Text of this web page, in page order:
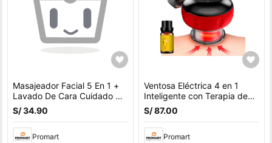
Masajeador Facial 5 En 1 +
Lavado De Cara Cuidado De
La Piel
S/ 34.90
Promart
Ventosa Eléctrica 4 en 1
Inteligente con Terapia de
Luz Roja
S/ 87.00
Promart